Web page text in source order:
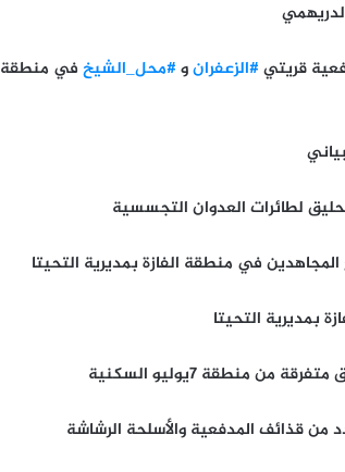
#الزعفرانو #محل_الشيخ في منطقة
لطائرات العدوان التجسسية
في منطقة الفازة بمديرية التحيتا
منطقة 7يوليو السكنية
من قذائف المدفعية والأسلحة الرشاشة